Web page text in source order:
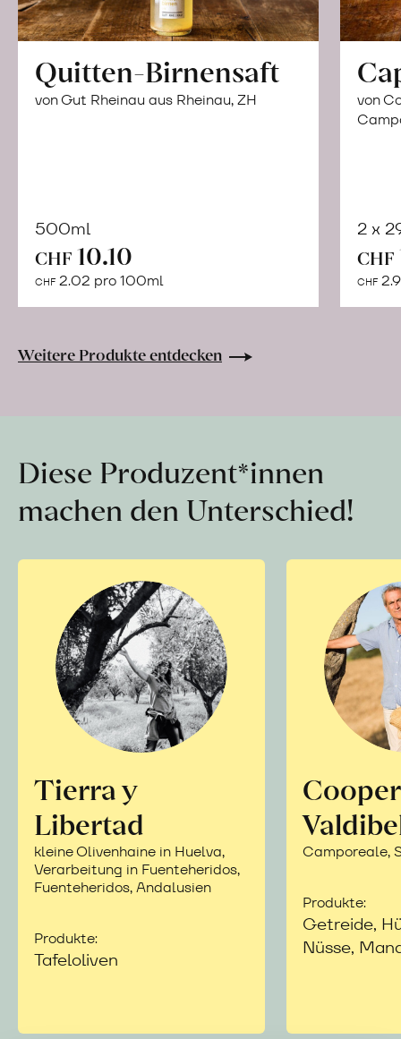
Quitten-Birnensaft
von Gut Rheinau aus Rheinau, ZH
500ml
CHF 10.10
CHF 2.02 pro 100ml
Warenkorb
von
2 x
CHF
CHF
Weitere Produkte entdecken
Diese Produzent*innen
machen den Unterschied!
Tierra y
Libertad
kleine Olivenhaine in Huelva,
Verarbeitung in Fuenteheridos,
Fuenteheridos, Andalusien
Produkte:
Tafeloliven
Camporeale,
Produkte:
Getreide,
Nüsse,